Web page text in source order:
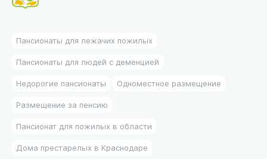
Пансионаты для лежачих пожилых
Пансионаты для людей с деменцией
Недорогие пансионаты Одноместное размещение
Размещение за пенсию
Пансионат для пожилых в области
Дома престарелых в Краснодаре